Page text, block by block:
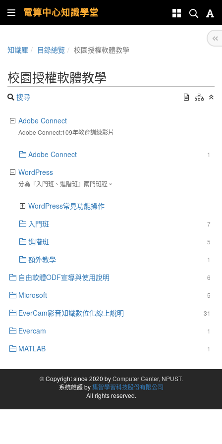
電算中心知識學堂
知識庫 目錄總覽 校園授權軟體教學
校園授權軟體教學
搜尋
Adobe Connect
Adobe Connect:109年教育訓練影片
1
Adobe Connect
WordPress
分為『入門班、進階班』兩門班程。
WordPress常見功能操作
7
入門班
5
進階班
1
額外教學
6
自由軟體ODF宣導與使用說明
5
Microsoft
31
EverCam影音知識數位化線上說明
1
Evercam
1
MATLAB
© Copyright since 2020 byComputer Center, NPUST.
系統維護 by集智學習科技股份有限公司
All rights reserved.